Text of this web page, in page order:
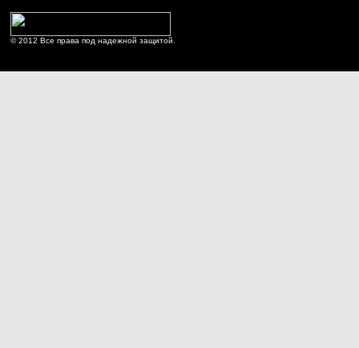
© 2012 Все права под надежной защитой.